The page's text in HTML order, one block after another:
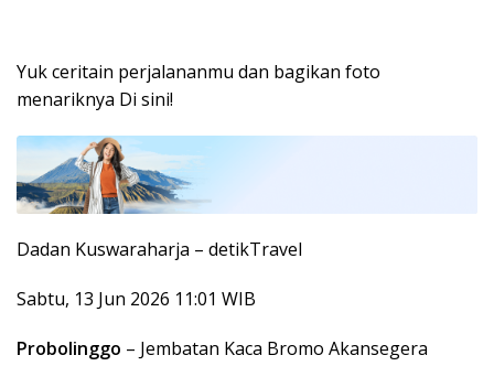
Yuk ceritain perjalananmu dan bagikan foto
menariknya Di sini!
Dadan Kuswaraharja – detikTravel
Sabtu, 13 Jun 2026 11:01 WIB
Probolinggo – Jembatan Kaca Bromo Akansegera